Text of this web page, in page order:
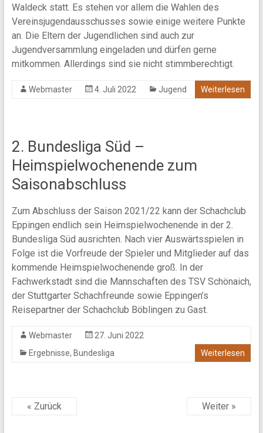
Waldeck statt. Es stehen vor allem die Wahlen des
Vereinsjugendausschusses sowie einige weitere Punkte
an. Die Eltern der Jugendlichen sind auch zur
Jugendversammlung eingeladen und dürfen gerne
mitkommen. Allerdings sind sie nicht stimmberechtigt.
Webmaster 4. Juli 2022 Jugend Weiterlesen
2. Bundesliga Süd –
Heimspielwochenende zum
Saisonabschluss
Zum Abschluss der Saison 2021/22 kann der Schachclub
Eppingen endlich sein Heimspielwochenende in der 2.
Bundesliga Süd ausrichten. Nach vier Auswärtsspielen in
Folge ist die Vorfreude der Spieler und Mitglieder auf das
kommende Heimspielwochenende groß. In der
Fachwerkstadt sind die Mannschaften des TSV Schönaich,
der Stuttgarter Schachfreunde sowie Eppingen’s
Reisepartner der Schachclub Böblingen zu Gast.
Webmaster
27. Juni 2022
Ergebnisse, Bundesliga Weiterlesen
« Zurück Weiter »